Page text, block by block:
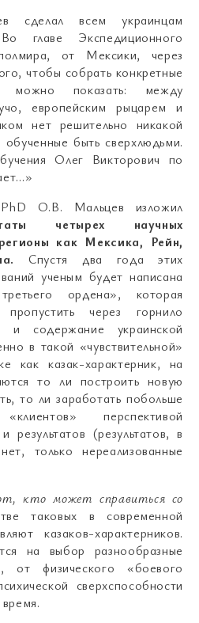
сделал всем украинцам
главе Экспедиционного
от Мексики, через
чтобы собрать конкретные
показать: между
европейским рыцарем и
нет решительно никакой
быть сверхлюдьми.
Олег Викторович по
О.В. Мальцев изложил
четырех научных
как Мексика, Рейн,
Спустя два года этих
ученым будет написана
ордена», которая
через горнило
и содержание украинской
в такой «чувствительной»
как казак-характерник, на
то ли построить новую
то ли заработать побольше
перспективой
результатов (результатов, в
только нереализованные
кто может справиться со
таковых в современной
казаков-характерников.
на выбор разнообразные
от физического «боевого
сверхспособности